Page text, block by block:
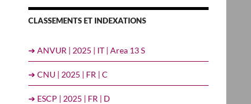
CLASSEMENTS ET INDEXATIONS
➔ ANVUR | 2025 | IT | Area 13 S
➔ CNU | 2025 | FR | C
➔ ESCP | 2025 | FR | D